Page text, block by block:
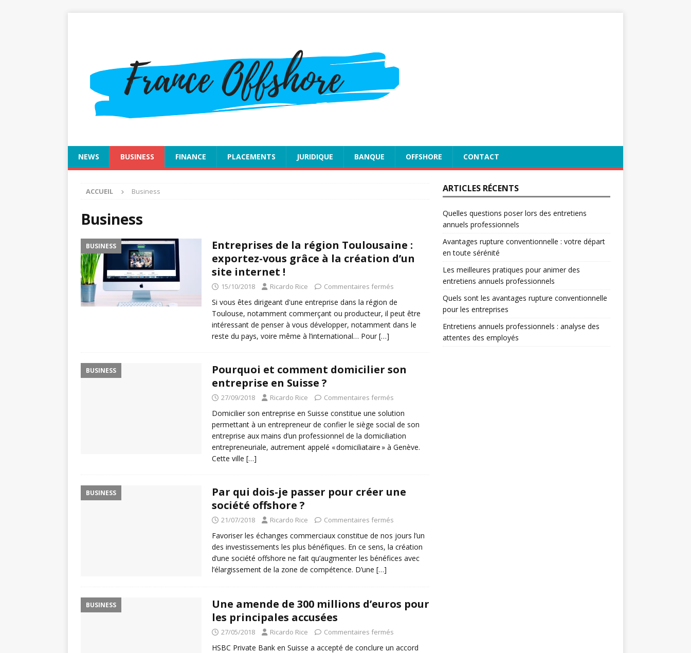
NEWS BUSINESS FINANCE PLACEMENTS JURIDIQUE BANQUE OFFSHORE CONTACT
ACCUEIL Business
Business
BUSINESS
Entreprises de la région Toulousaine :
exportez-vous grâce à la création d’un
site internet !
15/10/2018 Ricardo Rice Commentaires fermés
Si vous êtes dirigeant d'une entreprise dans la région de
Toulouse, notamment commerçant ou producteur, il peut être
intéressant de penser à vous développer, notamment dans le
reste du pays, voire même à l’international… Pour […]
BUSINESS
Pourquoi et comment domicilier son
entreprise en Suisse ?
27/09/2018 Ricardo Rice Commentaires fermés
Domicilier son entreprise en Suisse constitue une solution
permettant à un entrepreneur de confier le siège social de son
entreprise aux mains d’un professionnel de la domiciliation
entrepreneuriale, autrement appelé « domiciliataire » à Genève.
Cette ville […]
BUSINESS
Par qui dois-je passer pour créer une
société offshore ?
21/07/2018 Ricardo Rice Commentaires fermés
Favoriser les échanges commerciaux constitue de nos jours l’un
des investissements les plus bénéfiques. En ce sens, la création
d’une société offshore ne fait qu’augmenter les bénéfices avec
l’élargissement de la zone de compétence. D’une […]
BUSINESS
Une amende de 300 millions d’euros pour
les principales accusées
27/05/2018 Ricardo Rice Commentaires fermés
HSBC Private Bank en Suisse a accepté de conclure un accord
ARTICLES RÉCENTS
Quelles questions poser lors des entretiens
annuels professionnels
Avantages rupture conventionnelle : votre départ
en toute sérénité
Les meilleures pratiques pour animer des
entretiens annuels professionnels
Quels sont les avantages rupture conventionnelle
pour les entreprises
Entretiens annuels professionnels : analyse des
attentes des employés